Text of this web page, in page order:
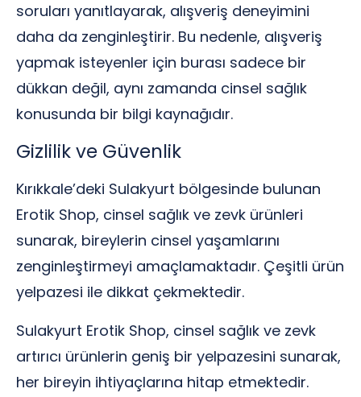
soruları yanıtlayarak, alışveriş deneyimini
daha da zenginleştirir. Bu nedenle, alışveriş
yapmak isteyenler için burası sadece bir
dükkan değil, aynı zamanda cinsel sağlık
konusunda bir bilgi kaynağıdır.
Gizlilik ve Güvenlik
Kırıkkale’deki Sulakyurt bölgesinde bulunan
Erotik Shop, cinsel sağlık ve zevk ürünleri
sunarak, bireylerin cinsel yaşamlarını
zenginleştirmeyi amaçlamaktadır. Çeşitli ürün
yelpazesi ile dikkat çekmektedir.
Sulakyurt Erotik Shop, cinsel sağlık ve zevk
artırıcı ürünlerin geniş bir yelpazesini sunarak,
her bireyin ihtiyaçlarına hitap etmektedir.